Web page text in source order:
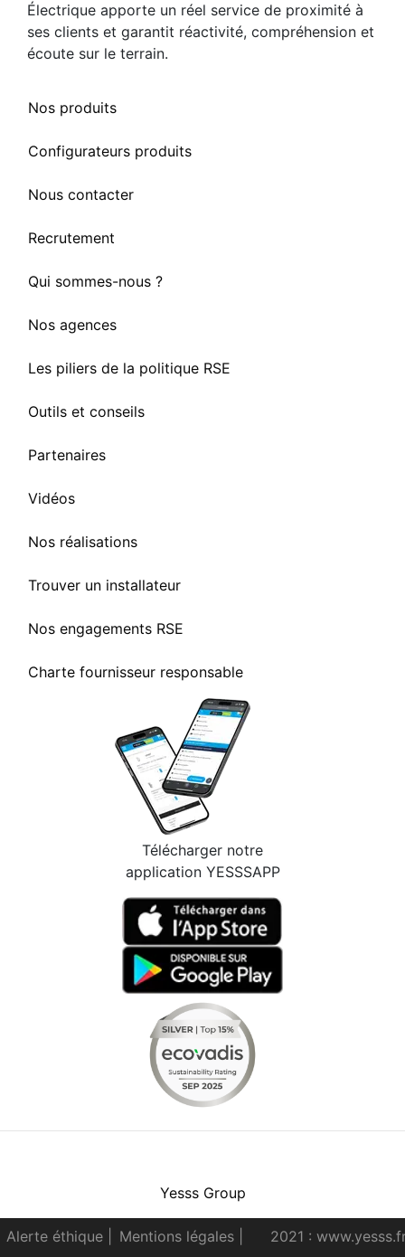
Électrique apporte un réel service de proximité à
ses clients et garantit réactivité, compréhension et
écoute sur le terrain.
Nos produits
Configurateurs produits
Nous contacter
Recrutement
Qui sommes-nous ?
Nos agences
Les piliers de la politique RSE
Outils et conseils
Partenaires
Vidéos
Nos réalisations
Trouver un installateur
Nos engagements RSE
Charte fournisseur responsable
Télécharger notre
application YESSSAPP
Yesss Group
Alerte éthique Mentions légales 2021 :